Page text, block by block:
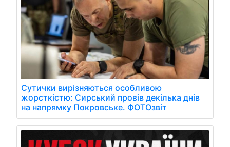
Сутички вирізняються особливою
жорсткістю: Сирський провів декілька днів
на напрямку Покровське. ФОТОзвіт